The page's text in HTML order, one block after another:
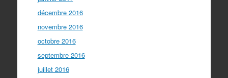
décembre 2016
novembre 2016
octobre 2016
septembre 2016
juillet 2016